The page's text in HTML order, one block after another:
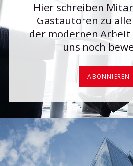
Hier schreiben
Gastautoren zu
der modernen Arbeit
uns noch
ABONNIEREN